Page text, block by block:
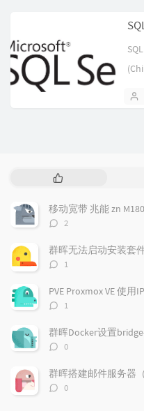
热
文
章
移动宽带 兆能 zn
评
数：
2
评
数：
1
PVE Proxmox VE 使用
评
数：
1
群晖Docker设置
评
数：
0
群晖搭建邮件服务器
评
0